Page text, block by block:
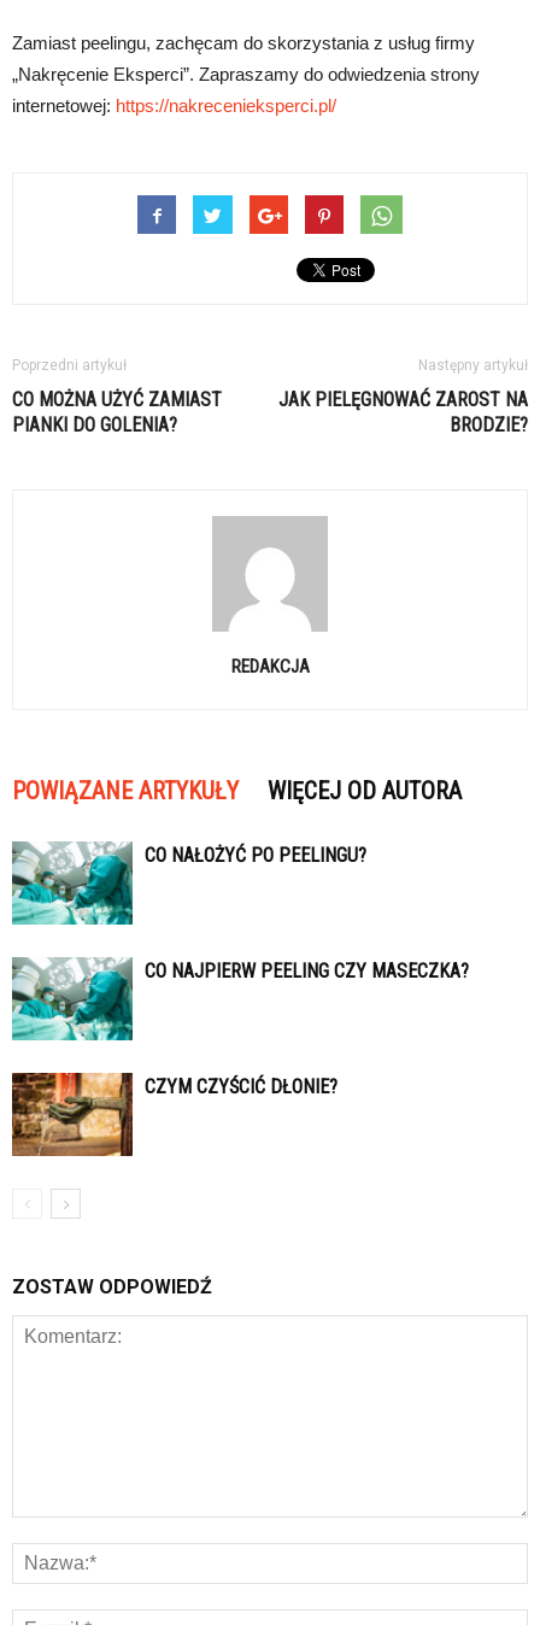
Zamiast peelingu, zachęcam do skorzystania z usług firmy
„Nakręcenie Eksperci”. Zapraszamy do odwiedzenia strony
internetowej: https://nakrecenieksperci.pl/
Poprzedni artykuł
CO MOŻNA UŻYĆ ZAMIAST
PIANKI DO GOLENIA?
Następny artykuł
JAK PIELĘGNOWAĆ ZAROST NA
BRODZIE?
REDAKCJA
POWIĄZANE ARTYKUŁY WIĘCEJ OD AUTORA
CO NAŁOŻYĆ PO PEELINGU?
CO NAJPIERW PEELING CZY MASECZKA?
CZYM CZYŚCIĆ DŁONIE?
ZOSTAW ODPOWIEDŹ